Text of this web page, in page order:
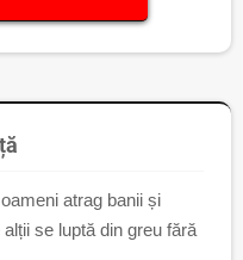
atrag banii și
se luptă din greu fără